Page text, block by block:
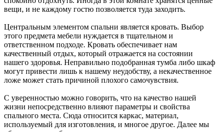
вещи, и не каждому гостю позволяется туда заходить.
Центральным элементом спальни является кровать. Выбор
этого предмета мебели нуждается в тщательном и
ответственном подходе. Кровать обеспечивает нам
качественный отдых, который отражается на состоянии
нашего здоровья. Неправильно подобранная тумба либо шкаф
могут привести лишь к нашему неудобству, а некачественное
ложе может стать причиной плохого самочувствия.
С уверенностью можно говорить, что на качество нашей
жизни непосредственно влияют параметры и свойства
спального места. Сюда относится каркас, материал,
используемый для изготовления, и многое другое. Далее мы